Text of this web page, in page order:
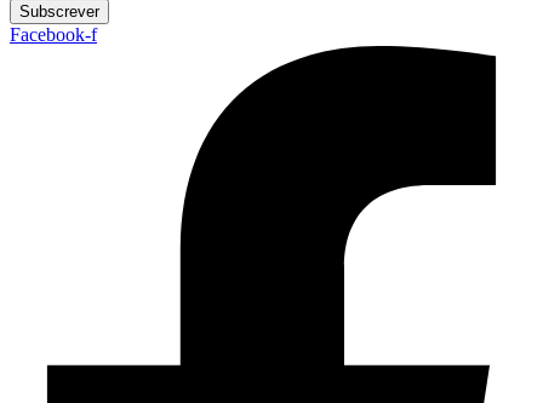
Subscrever
Facebook-f